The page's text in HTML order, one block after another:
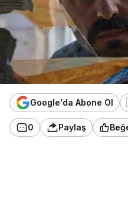
Google'da Abone Ol
0 Paylaş